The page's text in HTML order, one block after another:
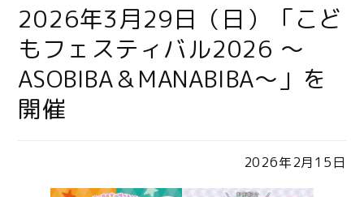
2026年3月29日（日）「こど
もフェスティバル2026 ～
ASOBIBA＆MANABIBA～」を
開催
2026年2月15日